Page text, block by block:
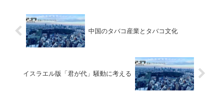
中国のタバコ産業とタバコ文化
イスラエル版「君が代」騒動に考える